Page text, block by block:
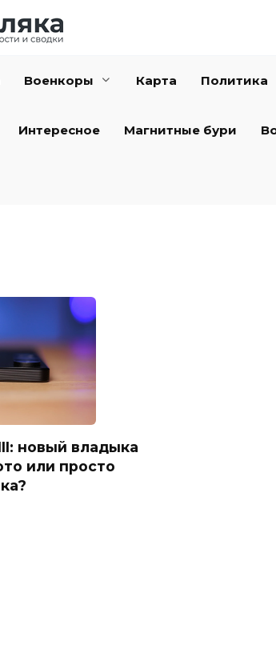
Военкоры Карта Политика
Интересное Магнитные бури
новый владыка
или просто